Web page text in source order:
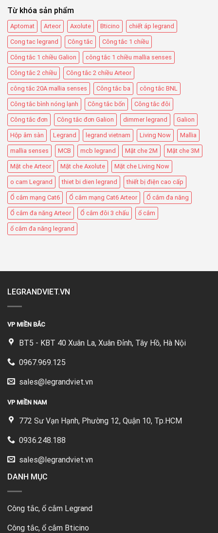
Từ khóa sản phẩm
Aptomat Arteor Axolute Bticino chiết áp legrand
Cong tac legrand Công tắc Công tắc 1 chiều
Công tắc 1 chiều Galion công tắc 1 chiều mallia senses
Công tắc 2 chiều Công tắc 2 chiều Arteor
công tắc 20A mallia senses Công tắc ba công tắc BNL
Công tắc bình nóng lạnh Công tắc bốn Công tắc đôi
Công tắc đơn Công tắc đơn Galion dimmer legrand Galion
Hộp âm sàn Legrand legrand vietnam Living Now Mallia
mallia senses MCB mcb legrand Mặt che 2M Mặt che 3M
Mặt che Arteor Mặt che Axolute Mặt che Living Now
o cam Legrand thiet bi dien legrand thiết bị điện cao cấp
Ổ cắm mạng Cat6 Ổ cắm mạng Cat6 Arteor Ổ cắm đa năng
Ổ cắm đa năng Arteor Ổ cắm đôi 3 chấu ổ cắm
ổ cắm đa năng legrand
LEGRANDVIET.VN
VP MIỀN BẮC
BT5 - KBT 40 Xuân La, Xuân Đỉnh, Tây Hồ, Hà Nội
0967.969.125
sales@legrandviet.vn
VP MIỀN NAM
772 Sư Vạn Hạnh, Phường 12, Quận 10, Tp.HCM
0936.248.188
sales@legrandviet.vn
DANH MỤC
Công tắc, ổ cắm Legrand
Công tắc, ổ cắm Bticino